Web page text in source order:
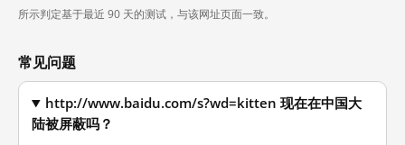
所示判定基于最近 90 天的测试，与该网址页面一致。
常见问题
http://www.baidu.com/s?wd=kitten 现在在中国大
陆被屏蔽吗？